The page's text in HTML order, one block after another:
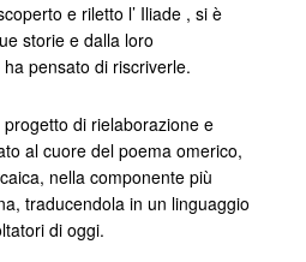
e riletto l’ Iliade , si è
storie e dalla loro
pensato di riscriverle.
di rielaborazione e
al cuore del poema omerico,
nella componente più
traducendola in un linguaggio
di oggi.